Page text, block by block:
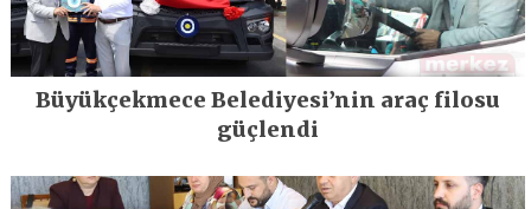
Büyükçekmece Belediyesi’nin araç filosu
güçlendi